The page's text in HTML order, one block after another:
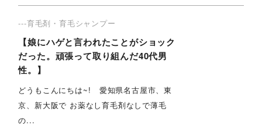
---育毛剤・育毛シャンプー
【娘にハゲと言われたことがショック
だった。頑張って取り組んだ40代男
性。】
どうもこんにちは~! 愛知県名古屋市、東
京、新大阪で お薬なし育毛剤なしで薄毛
の...